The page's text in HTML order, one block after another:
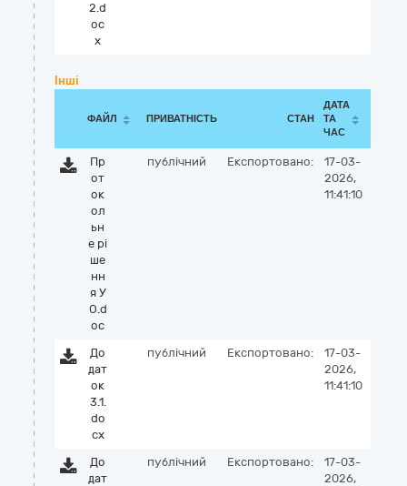
2.d
oc
x
Інші
ФАЙЛ ПРИВАТНІСТЬ СТАН
ДАТА
ТА
ЧАС
Пр
от
ок
ол
ьн
е рі
ше
нн
я У
О.d
oc
публічний Експортовано:
17-03-
2026,
11:41:10
До
дат
ок
3.1.
do
cx
публічний Експортовано:
17-03-
2026,
11:41:10
До
дат
публічний Експортовано:
17-03-
2026,